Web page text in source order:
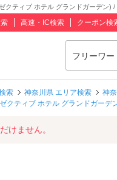
クティブ ホテル グランドガーデン) /
高速・IC検索 クーポン検
フリーワー
索 神奈川県 エリア検索 神
クティブ ホテル グランドガーデ
けません。